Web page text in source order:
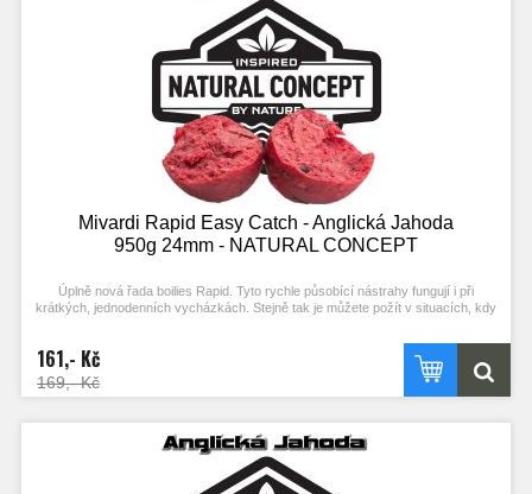
Mivardi Rapid Easy Catch - Anglická Jahoda
950g 24mm - NATURAL CONCEPT
Úplně nová řada boilies Rapid. Tyto rychle působící nástrahy fungují i při
krátkých, jednodenních vycházkách. Stejně tak je můžete požít v situacích, kdy
podporuje práci ve studené vodě. Kvalitní esence a výrazné barvy zajišťují
vysokou atraktivitu i bez použití boosterů. Optimální konzistence a použití R-
FACTORu umožňují snadné nastražení (propíchnutí) a zároveň velkou výdrž.
161,- Kč
169,- Kč